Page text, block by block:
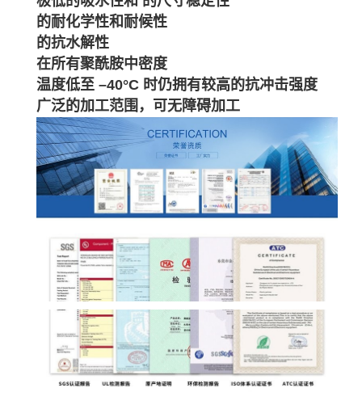
的耐化学性和耐候性
的抗水解性
在所有聚酰胺中密度
温度低至 –40°C 时仍拥有较高的抗冲击强度
广泛的加工范围，可无障碍加工